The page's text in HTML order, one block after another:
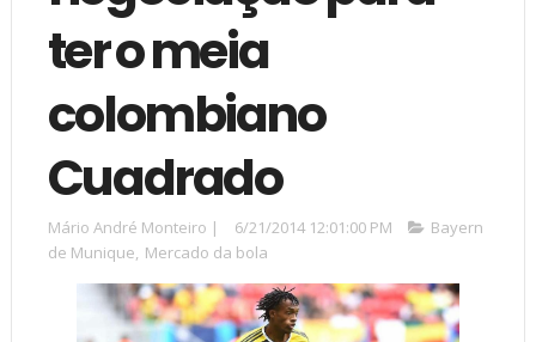
ter o meia
colombiano
Cuadrado
Mário André Monteiro | 6/21/2014 12:01:00 PM
Bayern
de Munique, Mercado da bola